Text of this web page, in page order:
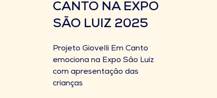
CANTO NA EXPO
SÃO LUIZ 2025
Projeto Giovelli Em Canto
emociona na Expo São Luiz
com apresentação das
crianças